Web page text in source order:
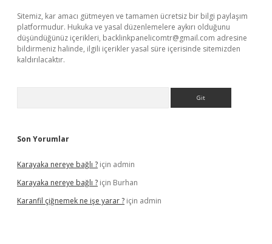
Sitemiz, kar amacı gütmeyen ve tamamen ücretsiz bir bilgi paylaşım
platformudur. Hukuka ve yasal düzenlemelere aykırı olduğunu
düşündüğünüz içerikleri, backlinkpanelicomtr@gmail.com adresine
bildirmeniz halinde, ilgili içerikler yasal süre içerisinde sitemizden
kaldırılacaktır.
Son Yorumlar
Karayaka nereye bağlı ? için admin
Karayaka nereye bağlı ? için Burhan
Karanfil çiğnemek ne işe yarar ? için admin